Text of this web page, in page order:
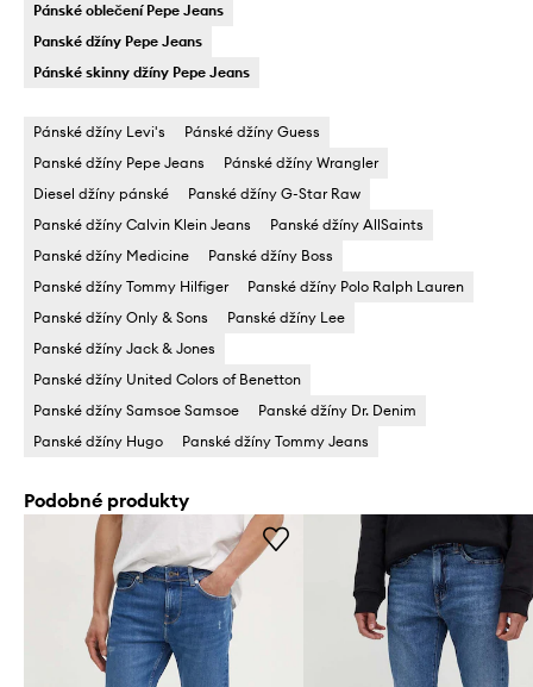
Pánské oblečení Pepe Jeans
Panské džíny Pepe Jeans
Pánské skinny džíny Pepe Jeans
Pánské džíny Levi's
Pánské džíny Guess
Panské džíny Pepe Jeans
Pánské džíny Wrangler
Diesel džíny pánské
Panské džíny G-Star Raw
Panské džíny Calvin Klein Jeans
Panské džíny AllSaints
Panské džíny Medicine
Panské džíny Boss
Panské džíny Tommy Hilfiger
Panské džíny Polo Ralph Lauren
Panské džíny Only & Sons
Panské džíny Lee
Panské džíny Jack & Jones
Panské džíny United Colors of Benetton
Panské džíny Samsoe Samsoe
Panské džíny Dr. Denim
Panské džíny Hugo
Panské džíny Tommy Jeans
Podobné produkty